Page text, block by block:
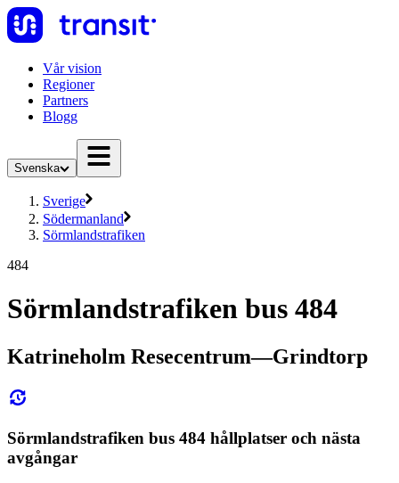
Vår vision
Regioner
Partners
Blogg
Svenska
Sverige
Södermanland
Sörmlandstrafiken
484
Sörmlandstrafiken bus 484
Katrineholm Resecentrum—Grindtorp
Sörmlandstrafiken bus 484 hållplatser och nästa
avgångar